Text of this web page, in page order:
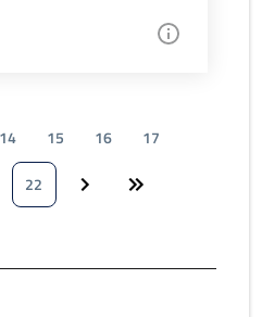
14 15 16
17
22